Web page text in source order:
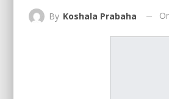
By Koshala Prabaha